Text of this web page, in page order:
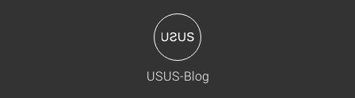
USUS-Blog